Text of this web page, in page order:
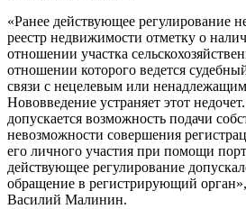
«Ранее действующее регулирование
реестр недвижимости отметку о
отношении участка
отношении которого ведется
связи с нецелевым или
Нововведение устраняет этот
допускается возможность подачи
невозможности совершения
его личного участия при помощи
действующее регулирование
обращение в регистрирующий
Василий Малинин.